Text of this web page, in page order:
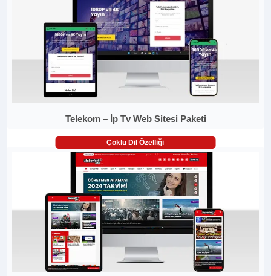
Telekom – İp Tv Web Sitesi Paketi
Çoklu Dil Özelliği